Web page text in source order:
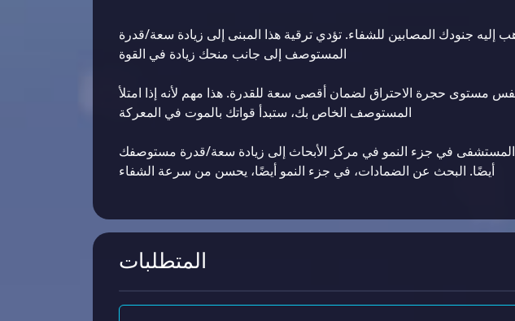
إليه جنودك المصابين للشفاء. تؤدي ترقية هذا المبنى إلى زيادة سعة/قدرة
المستوصف إلى جانب منحك زيادة في القوة
حجرة الاحتراق لضمان أقصى سعة للقدرة. هذا مهم لأنه إذا امتلأ
المستوصف الخاص بك، ستبدأ قواتك بالموت في المعركة
المستشفى في جزء النمو في مركز الأبحاث إلى زيادة سعة/قدرة مستوصفك
أيضًا. البحث عن الضمادات، في جزء النمو أيضًا، يحسن من سرعة الشفاء
المتطلبات